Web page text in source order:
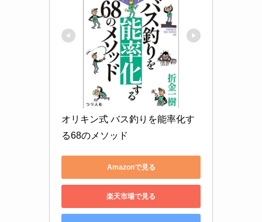
オリキン式 バス釣りを能率化す
る68のメソッド
Amazonで見る
楽天市場で見る